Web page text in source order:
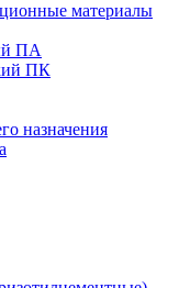
материалы
ПА
ПК
назначения